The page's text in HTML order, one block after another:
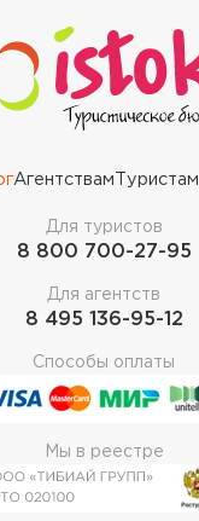
Агентствам Туристам
Для туристов
8 800 700-27-95
Для агентств
8 495 136-95-12
Способы оплаты
Мы в реестре